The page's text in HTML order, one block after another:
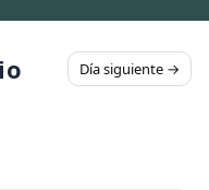
Día siguiente →